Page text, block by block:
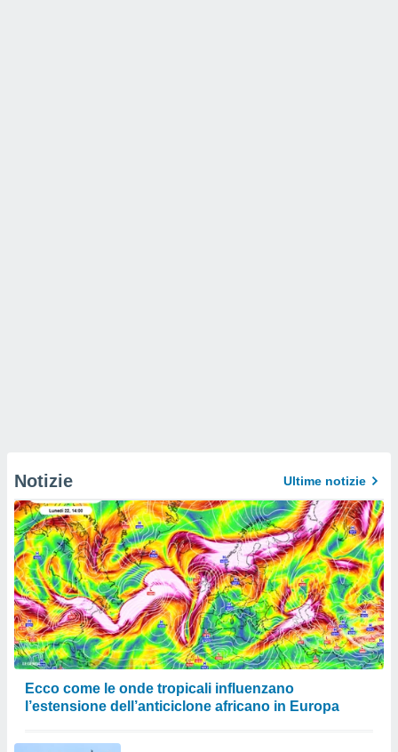
Notizie Ultime notizie
Ecco come le onde tropicali influenzano
l’estensione dell’anticiclone africano in Europa